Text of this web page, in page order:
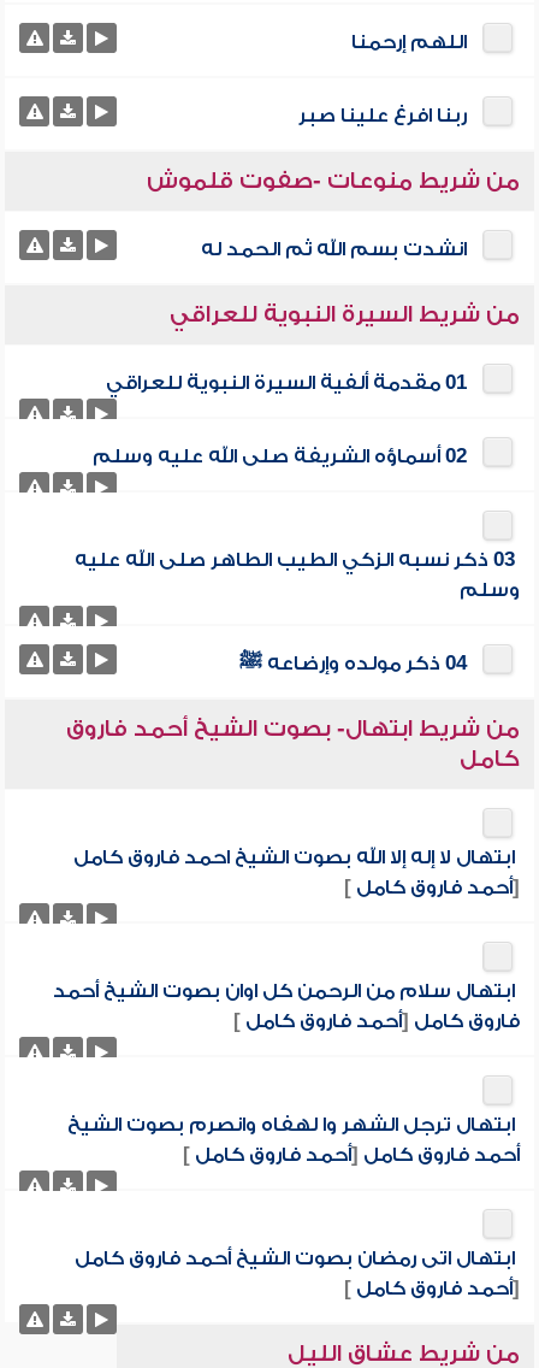
اللهم إرحمنا
ربنا افرغ علينا صبر
من شريط منوعات -صفوت قلموش
انشدت بسم الله ثم الحمد له
من شريط السيرة النبوية للعراقي
01 مقدمة ألفية السيرة النبوية للعراقي
02 أسماؤه الشريفة صلى الله عليه وسلم
03 ذكر نسبه الزكي الطيب الطاهر صلى الله عليه
وسلم
04 ذكر مولده وإرضاعه ﷺ
من شريط ابتهال- بصوت الشيخ أحمد فاروق
كامل
ابتهال لا إله إلا الله بصوت الشيخ احمد فاروق كامل
[أحمد فاروق كامل]
ابتهال سلام من الرحمن كل اوان بصوت الشيخ أحمد
فاروق كامل [أحمد فاروق كامل]
ابتهال ترجل الشهر وا لهفاه وانصرم بصوت الشيخ
أحمد فاروق كامل [أحمد فاروق كامل]
ابتهال اتى رمضان بصوت الشيخ أحمد فاروق كامل
[أحمد فاروق كامل]
من شريط عشاق الليل